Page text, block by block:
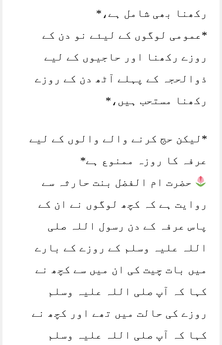
رکھنا بھی شامل ہے،*
*عمومی لوگوں کے لیئے نو دن کے
روزے رکھنا اور حاجیوں کے لیے
ذوالحجہ کے پہلے آٹھ دن کے روزے
رکھنا مستحب ہیں،*
*لیکن حج کرنے والے والوں کے لیے
عرفہ کا روزہ ممنوع ہے*
حضرت ام الفضل بنت حارثہ سے
روایت ہے کہ کچھ لوگوں نے ان کے
پاس عرفہ کے دن رسول اللہ صلی
اللہ علیہ وسلم کے روزے کے بارے
میں بات چیت کی ان میں سے کچھ نے
کہا کہ آپ صلی اللہ علیہ وسلم
روزے کی حالت میں تھے اور کچھ نے
کہا کہ آپ صلی اللہ علیہ وسلم